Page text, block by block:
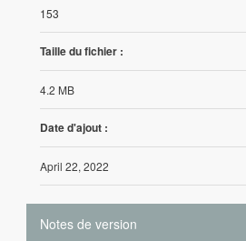
153
Taille du fichier :
4.2 MB
Date d'ajout :
April 22, 2022
Notes de version